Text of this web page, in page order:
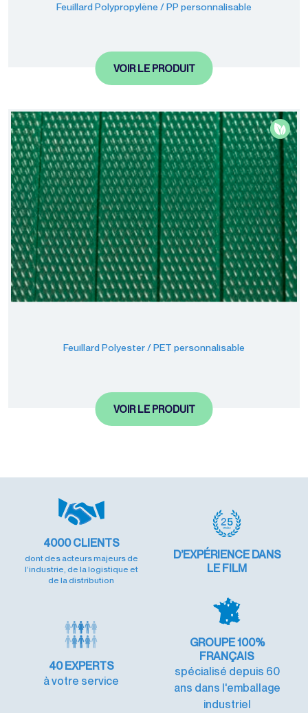
Feuillard Polypropylène / PP personnalisable
VOIR LE PRODUIT
Feuillard Polyester / PET personnalisable
VOIR LE PRODUIT
4000 CLIENTS
dont des acteurs majeurs de
l’industrie, de la logistique et
de la distribution
D’EXPÉRIENCEDANS
LE FILM
40 EXPERTS
à votre service
GROUPE 100%
FRANÇAIS
spécialisé depuis 60
ans dans l'emballage
industriel